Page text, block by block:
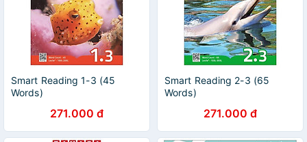
Smart Reading 1-3 (45
Words)
271.000 đ
Smart Reading 2-3 (65
Words)
271.000 đ